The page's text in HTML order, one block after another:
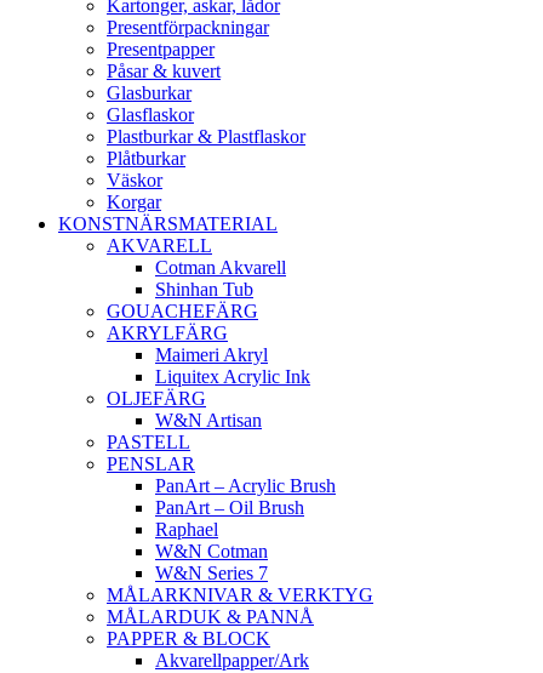
Kartonger, askar, lådor
Presentförpackningar
Presentpapper
Påsar & kuvert
Glasburkar
Glasflaskor
Plastburkar & Plastflaskor
Plåtburkar
Väskor
Korgar
KONSTNÄRSMATERIAL
AKVARELL
Cotman Akvarell
Shinhan Tub
GOUACHEFÄRG
AKRYLFÄRG
Maimeri Akryl
Liquitex Acrylic Ink
OLJEFÄRG
W&N Artisan
PASTELL
PENSLAR
PanArt – Acrylic Brush
PanArt – Oil Brush
Raphael
W&N Cotman
W&N Series 7
MÅLARKNIVAR & VERKTYG
MÅLARDUK & PANNÅ
PAPPER & BLOCK
Akvarellpapper/Ark